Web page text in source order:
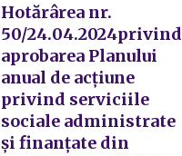
Hotărârea nr.
50/24.04.2024privind
aprobarea Planului
anual de acțiune
privind serviciile
sociale administrate
și finanțate din